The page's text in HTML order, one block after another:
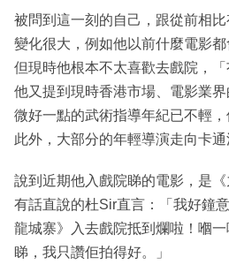
被問到這一刻的自己，跟從前相
變化很大，例如他以前什麼電影都
但現時他根本不太喜歡去戲院，「
他又提到現時香港市場、電影業
微好一點的武術指導年紀已不輕，
此外，大部分的年輕導演走向卡通
說到近期他入戲院睇的電影，是
有話直說的杜Sir直言：「我好鐘
龍城寨》入去戲院抵到爛啦！嗰
睇，我只讚佢拍得好。」